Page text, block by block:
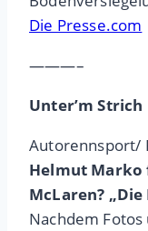
Die Presse.com
———–
Unter’m Strich
Autorennsport/
Helmut Marko
McLaren?
Nachdem